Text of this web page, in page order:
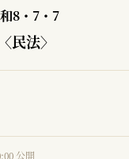
8・7・7
民法〉
公開